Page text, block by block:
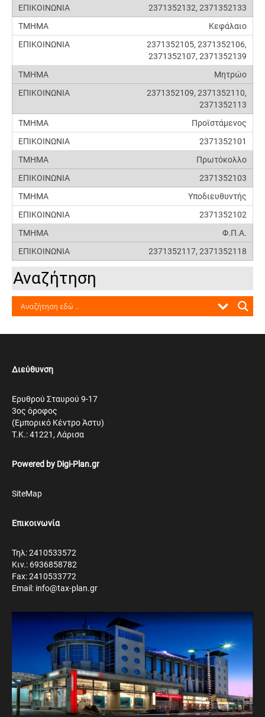
2371352132, 2371352133
Κεφάλαιο
2371352105, 2371352106,
2371352107, 2371352139
Μητρώο
2371352109, 2371352110,
2371352113
Προϊστάμενος
2371352101
Πρωτόκολλο
2371352103
Υποδιευθυντής
2371352102
Φ.Π.Α.
2371352117, 2371352118
Αναζήτηση
Διεύθυνση
Ερυθρού Σταυρού 9-17
3ος όροφος
(Εμπορικό Κέντρο Άστυ)
Τ.Κ.: 41221, Λάρισα
Powered by Digi-Plan.gr
SiteMap
Επικοινωνία
Τηλ: 2410533572
Κιν.: 6936858782
Fax: 2410533772
Email: info@tax-plan.gr